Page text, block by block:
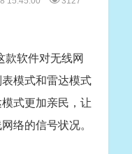
款软件对无线网
模式和雷达模式
式更加亲民，让
络的信号状况。